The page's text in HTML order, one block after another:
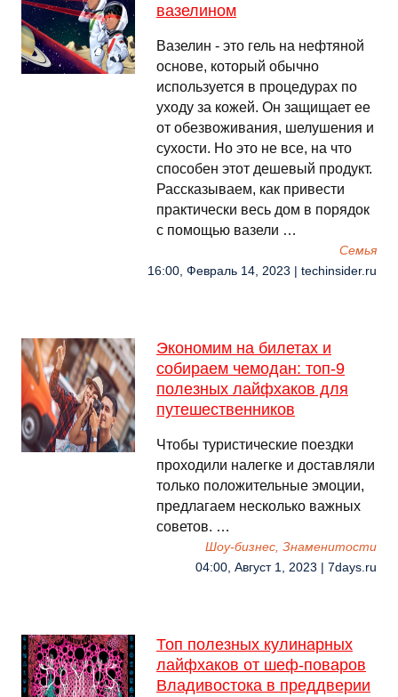
вазелином
Вазелин - это гель на нефтяной
основе, который обычно
используется в процедурах по
уходу за кожей. Он защищает ее
от обезвоживания, шелушения и
сухости. Но это не все, на что
способен этот дешевый продукт.
Рассказываем, как привести
практически весь дом в порядок
с помощью вазели …
Семья
16:00, Февраль 14, 2023 | techinsider.ru
Экономим на билетах и
собираем чемодан: топ-9
полезных лайфхаков для
путешественников
Чтобы туристические поездки
проходили налегке и доставляли
только положительные эмоции,
предлагаем несколько важных
советов. …
Шоу-бизнес, Знаменитости
04:00, Август 1, 2023 | 7days.ru
Топ полезных кулинарных
лайфхаков от шеф-поваров
Владивостока в преддверии